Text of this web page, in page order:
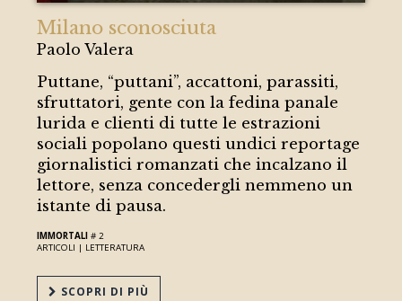
Milano sconosciuta
Paolo Valera
Puttane, “puttani”, accattoni, parassiti,
sfruttatori, gente con la fedina panale
lurida e clienti di tutte le estrazioni
sociali popolano questi undici reportage
giornalistici romanzati che incalzano il
lettore, senza concedergli nemmeno un
istante di pausa.
IMMORTALI # 2
ARTICOLI | LETTERATURA
SCOPRI DI PIÙ